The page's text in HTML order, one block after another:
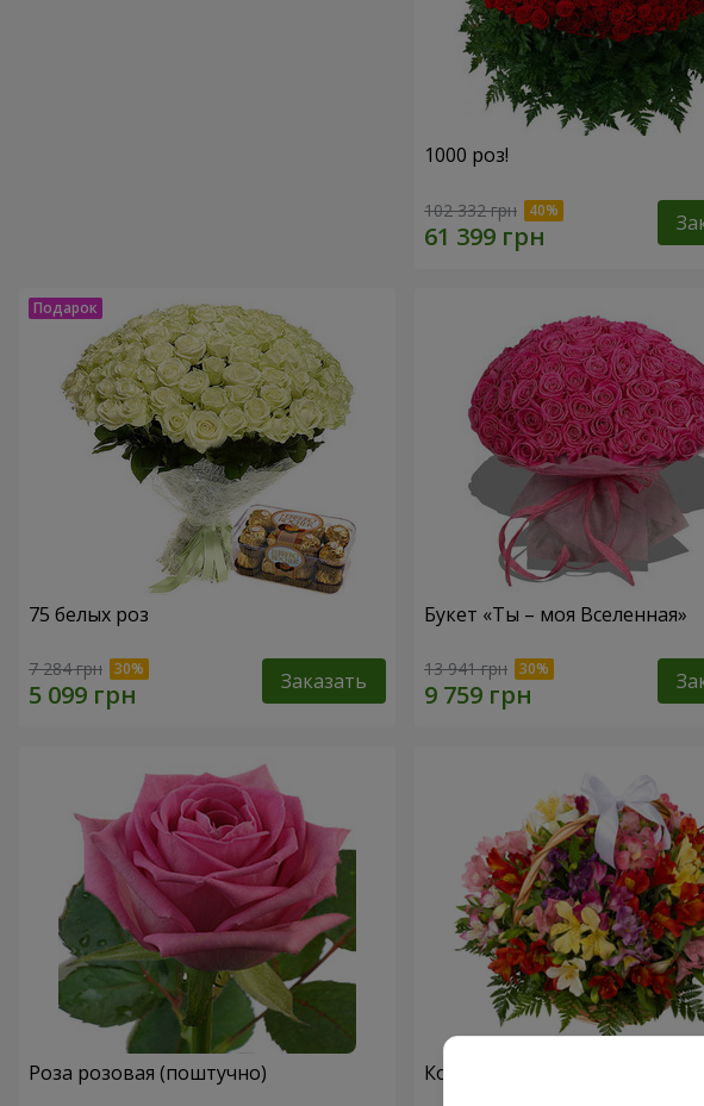
1000 роз!
102 332 грн
75 белых роз
7 284 грн Заказать
Букет «Ты – моя Вселенная»
13 941 грн
Роза розовая (поштучно) Корзина альстромерий